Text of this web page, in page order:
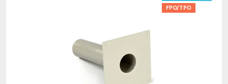
FPO/TPO